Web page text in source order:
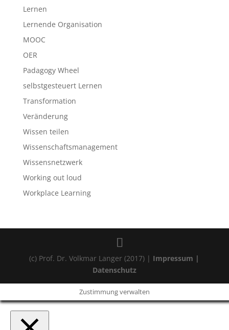
Lernen
Lernende Organisation
MOOC
OER
Padagogy Wheel
selbstgesteuert Lernen
Transformation
Veränderung
Wissen teilen
Wissenschaftsmanagement
Wissensnetzwerk
Working out loud
Workplace Learning
(c) Prof. Dr. Volkmar Langer (2017) | Impressum |
Datenschutz
Zustimmung verwalten